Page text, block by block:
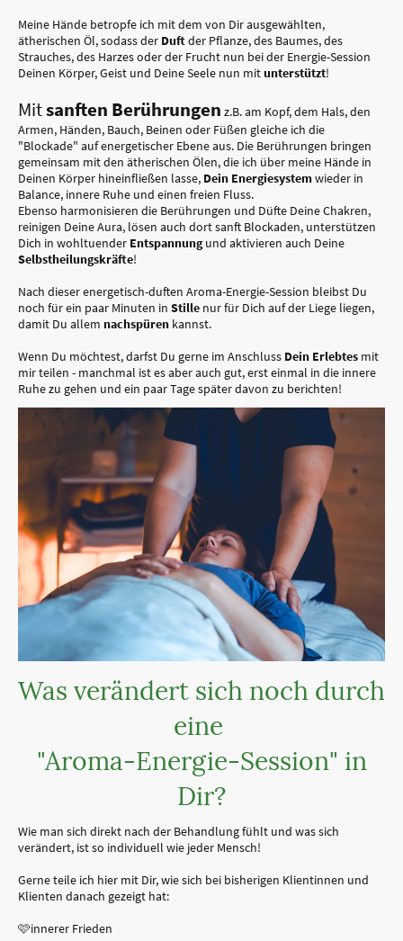
Meine Hände betropfe ich mit dem von Dir ausgewählten,
ätherischen Öl, sodass der Duftder Pflanze, des Baumes, des
Strauches, des Harzes oder der Frucht nun bei der Energie-Session
Deinen Körper, Geist und Deine Seele nun mitunterstützt!
Mitsanften Berührungen z.B. am Kopf, dem Hals, den
Armen, Händen, Bauch, Beinen oder Füßen gleiche ich die
"Blockade" auf energetischer Ebene aus. Die Berührungen bringen
gemeinsam mit den ätherischen Ölen, die ich über meine Hände in
Deinen Körper hineinfließen lasse, Dein Energiesystemwieder in
Balance, innere Ruhe und einen freien Fluss.
Ebenso harmonisieren die Berührungen und Düfte Deine Chakren,
reinigen Deine Aura, lösen auch dort sanft Blockaden, unterstützen
Dich in wohltuender Entspannungund aktivieren auch Deine
Selbstheilungskräfte!
Nach dieser energetisch-duften Aroma-Energie-Session bleibst Du
noch für ein paar Minuten in Stille nur für Dich auf der Liege liegen,
damit Du allem nachspüren kannst.
Wenn Du möchtest, darfst Du gerne im Anschluss Dein Erlebtes mit
mir teilen - manchmal ist es aber auch gut, erst einmal in die innere
Ruhe zu gehen und ein paar Tage später davon zu berichten!
Was verändert sich noch durch
eine
"Aroma-Energie-Session" in
Dir?
Wie man sich direkt nach der Behandlung fühlt und was sich
verändert, ist so individuell wie jeder Mensch!
Gerne teile ich hier mit Dir, wie sich bei bisherigen Klientinnen und
Klienten danach gezeigt hat:
🩷innerer Frieden